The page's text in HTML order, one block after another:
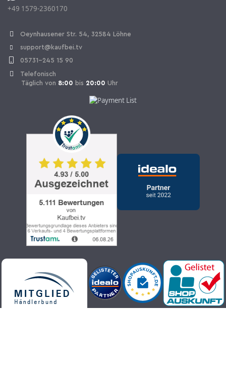
Vertrag widerrufen
+49 1579-2360170
Oeynhausener Str. 54, 32584 Löhne
support@kaufbei.tv
05731-245 15 90
Telefonisch
Täglich von 8:00 bis 20:00 Uhr